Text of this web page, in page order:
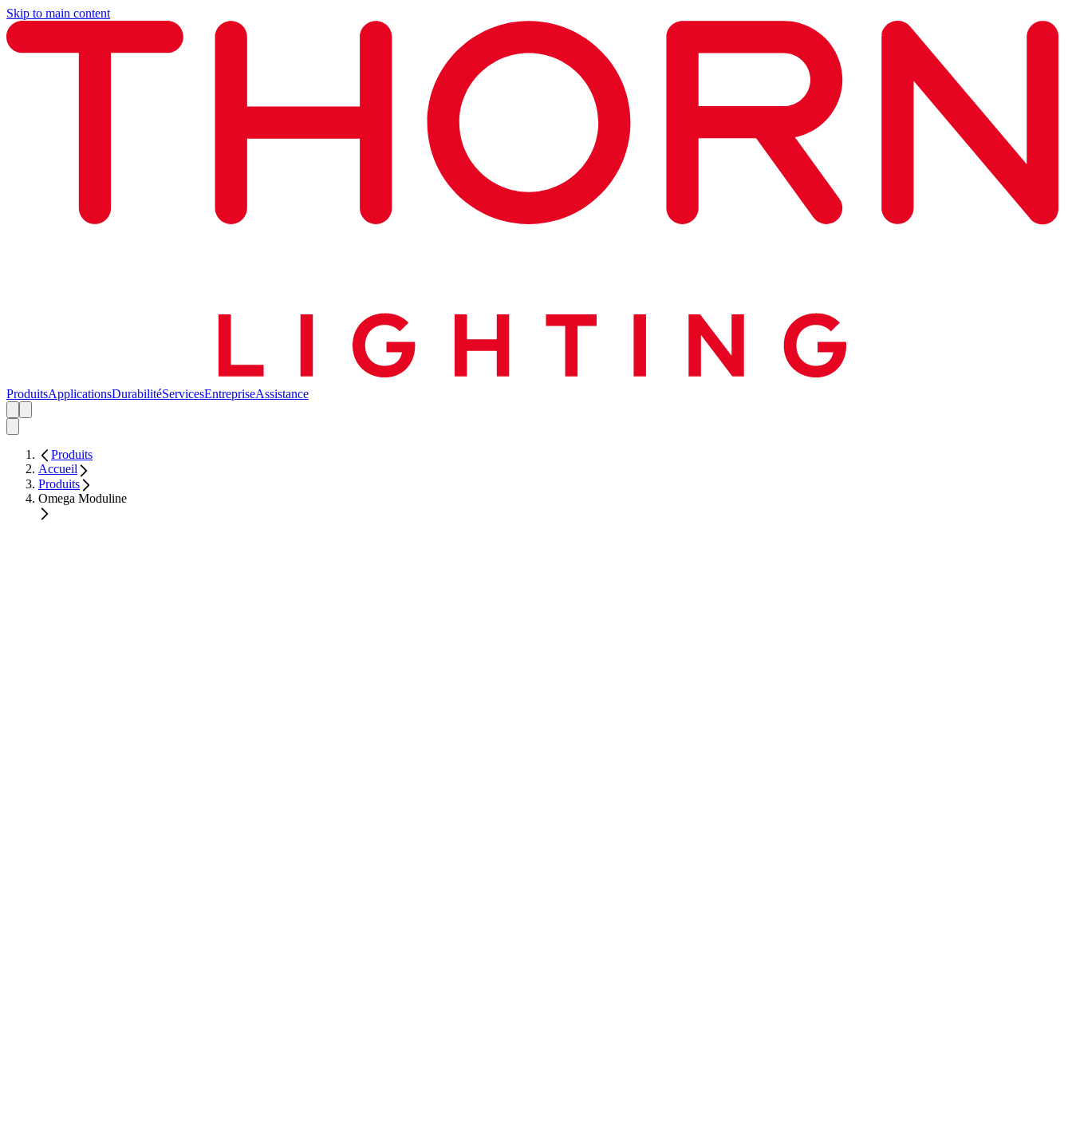
Skip to main content
ProduitsApplicationsDurabilitéServicesEntrepriseAssistance
Produits
Accueil
Produits
Omega Moduline